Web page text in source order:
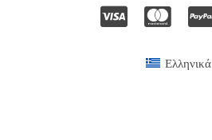
Ελληνικά